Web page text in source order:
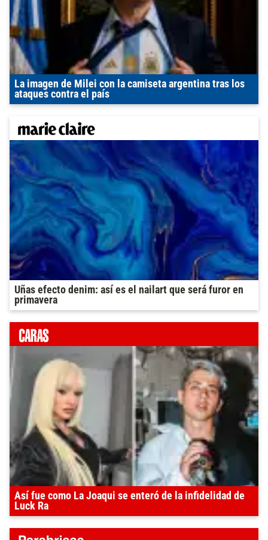
La imagen de Milei con la camiseta argentina tras los
ataques contra el país
Uñas efecto denim: así es el nailart que será furor en
primavera
Así fue como La Joaqui se enteró de la infidelidad de
Luck Ra